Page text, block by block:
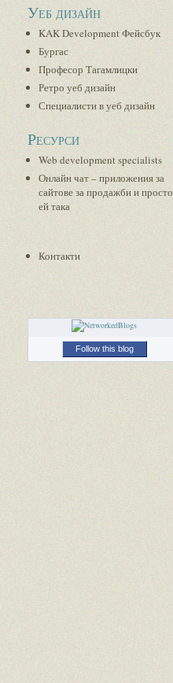
Уеб дизайн
KAK Development Фейсбук
Бургас
Професор Тагамлицки
Ретро уеб дизайн
Специалисти в уеб дизайн
Ресурси
Web development specialists
Онлайн чат – приложения за
сайтове за продажби и просто
ей така
Контакти
Follow this blog